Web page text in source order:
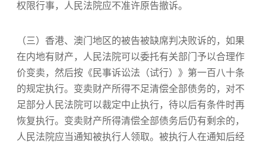
权限行事，人民法院应不准许原告撤诉。
（三）香港、澳门地区的被告被缺席判决败诉的，如果
在内地有财产，人民法院可以委托有关部门予以合理作
价变卖，然后按《民事诉讼法（试行）》第一百八十条
的规定执行。变卖财产所得不足清偿全部债务的，对不
足部分人民法院可以裁定中止执行，待以后有条件时再
恢复执行。变卖财产所得清偿全部债务后仍有剩余的，
人民法院应当通知被执行人领取。被执行人在通知后经